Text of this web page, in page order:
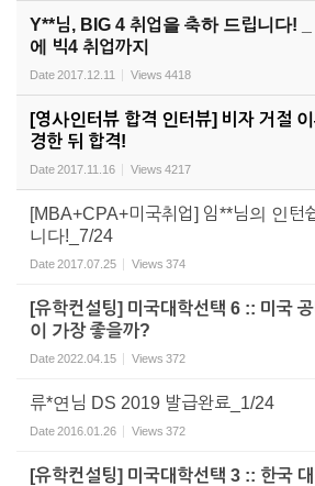
Y**님, BIG 4 취업을 축하 드립니다! _
에 빅4 취업까지
Date2017.12.11 Views 4418
[영사인터뷰 합격 인터뷰] 비자 거절
경한 뒤 합격!
Date2017.11.16 Views 4217
[MBA+CPA+미국취업] 임**님의 인턴
니다!_7/24
Date2017.07.25 Views 374
[유학컨설팅] 미국대학선택 6 :: 미국
이 가장 좋을까?
Date2022.04.15 Views 372
류*연님 DS 2019 발급완료_1/24
Date2016.01.26 Views 372
[유학컨설팅] 미국대학선택 3 :: 한국